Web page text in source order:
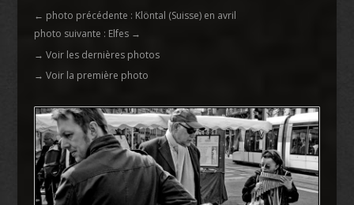
← photo précédente : Klöntal (Suisse) en avril
photo suivante : Elfes→
→ Voir les dernières photos
→ Voir la première photo